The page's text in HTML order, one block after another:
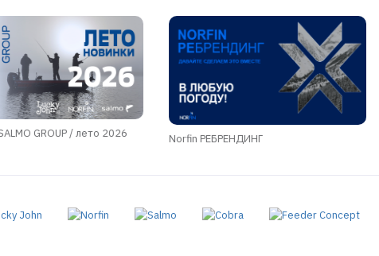
GROUP / лето 2026 Norfin РЕБРЕНДИНГ